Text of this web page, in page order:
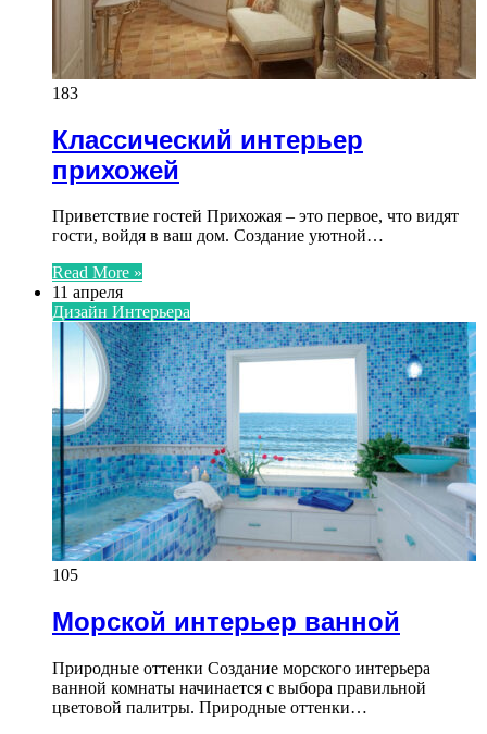
183
Классический интерьер
прихожей
Приветствие гостей Прихожая – это первое, что видят
гости, войдя в ваш дом. Создание уютной…
Read More »
11 апреля
Дизайн Интерьера
105
Морской интерьер ванной
Природные оттенки Создание морского интерьера
ванной комнаты начинается с выбора правильной
цветовой палитры. Природные оттенки…